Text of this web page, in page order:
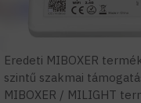
Eredeti MIBOXER
szintű szakmai
MIBOXER / MILIGHT